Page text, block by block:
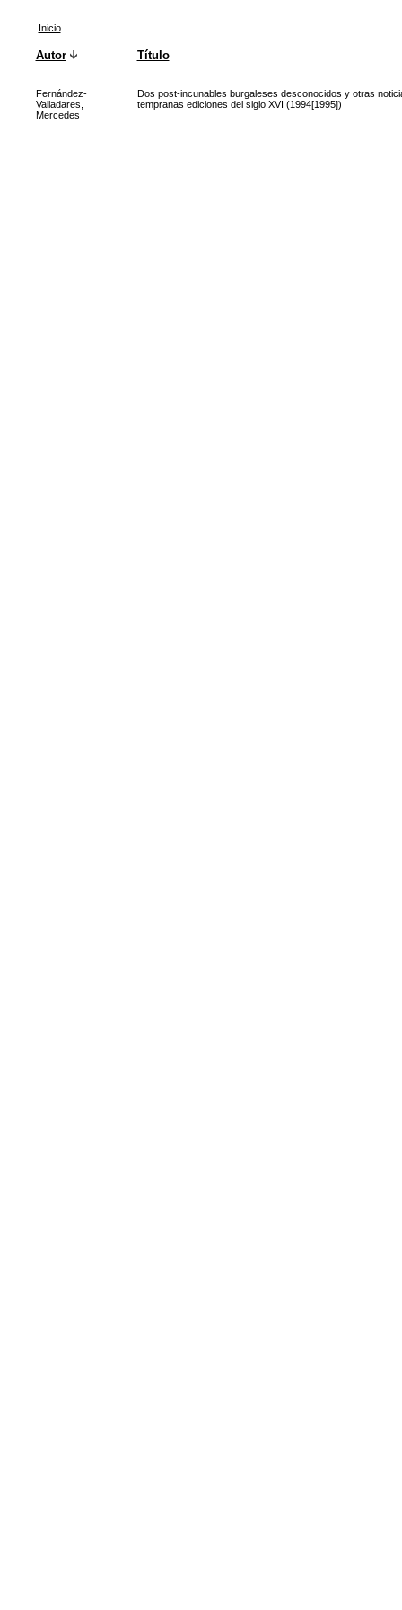
Inicio
Autor Título
Fernández-
Valladares,
Mercedes
Dos post-incunables burgaleses desconocidos y otras
tempranas ediciones del siglo XVI (1994[1995])